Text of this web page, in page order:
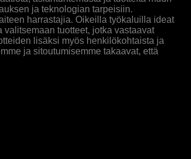
ja teknologian tarpeisiin.
harrastajia. Oikeilla työkaluilla ideat
tuotteet, jotka vastaavat
lisäksi myös henkilökohtaista ja
ja sitoutumisemme takaavat, että